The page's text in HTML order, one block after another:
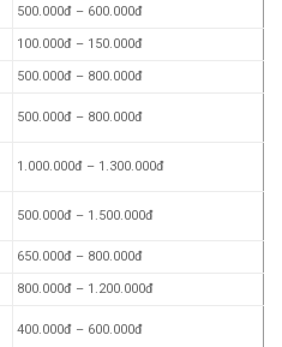
500.000đ – 600.000đ
100.000đ – 150.000đ
500.000đ – 800.000đ
500.000đ – 800.000đ
1.000.000đ – 1.300.000đ
500.000đ – 1.500.000đ
650.000đ – 800.000đ
800.000đ – 1.200.000đ
400.000đ – 600.000đ